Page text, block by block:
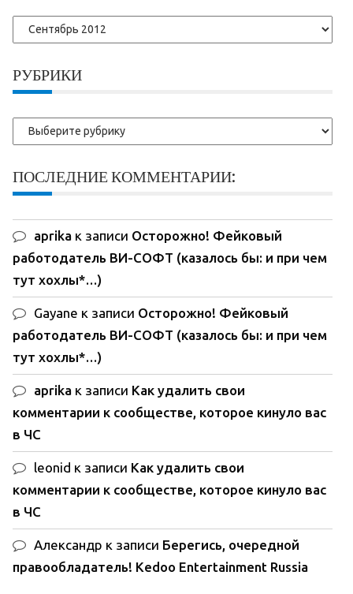
Более
ранние
РУБРИКИ
Рубрики
ПОСЛЕДНИЕ КОММЕНТАРИИ:
aprika к записи Осторожно! Фейковый
работодатель ВИ-СОФТ (казалось бы: и при чем
тут хохлы*…)
Gayane к записи Осторожно! Фейковый
работодатель ВИ-СОФТ (казалось бы: и при чем
тут хохлы*…)
aprika к записи Как удалить свои
комментарии к сообществе, которое кинуло вас
в ЧС
leonid к записи Как удалить свои
комментарии к сообществе, которое кинуло вас
в ЧС
Александр к записи Берегись, очередной
правообладатель! Kedoo Entertainment Russia